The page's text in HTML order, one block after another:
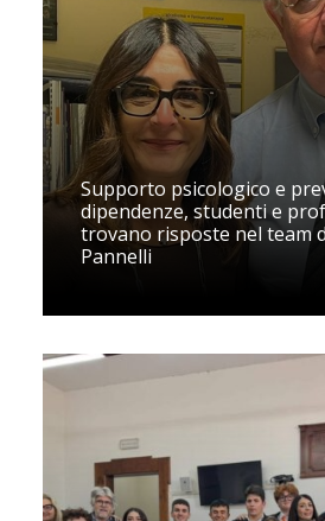
Supporto psicologico e
dipendenze, studenti e
trovano risposte nel team
Pannelli